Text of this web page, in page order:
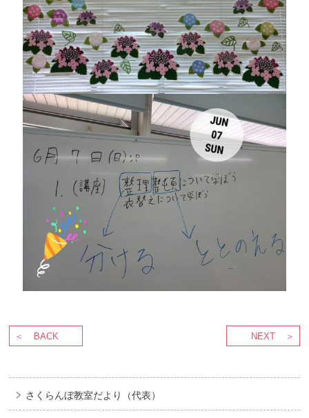
BACK NEXT
さくらんぼ教室だより（代表）